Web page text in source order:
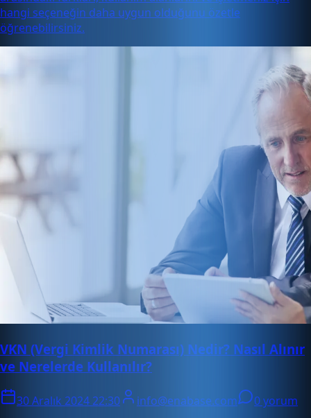
hangi seçeneğin daha uygun olduğunu özetle
öğrenebilirsiniz.
VKN (Vergi Kimlik Numarası) Nedir? Nasıl Alınır
ve Nerelerde Kullanılır?
30 Aralık 2024 22:30 info@enabase.com
0 yorum